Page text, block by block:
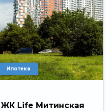
Ипотека
ЖК Life Митинская